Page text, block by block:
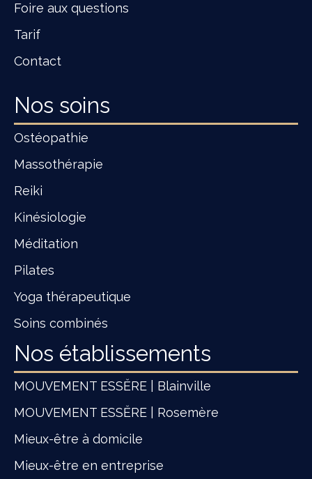
Foire aux questions
Tarif
Contact
Nos soins
Ostéopathie
Massothérapie
Reiki
Kinésiologie
Méditation
Pilates
Yoga thérapeutique
Soins combinés
Nos établissements
MOUVEMENT ESSĔRE | Blainville
MOUVEMENT ESSĔRE | Rosemère
Mieux-être à domicile
Mieux-être en entreprise